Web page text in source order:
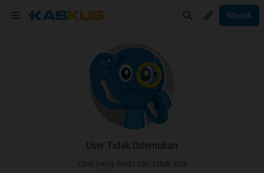
Masuk
User Tidak Ditemukan
User yang Anda cari tidak ada